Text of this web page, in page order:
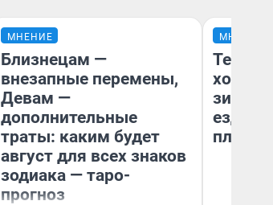
МНЕНИЕ
Близнецам —
внезапные перемены,
Девам —
дополнительные
траты: каким будет
август для всех знаков
зодиака — таро-
прогноз
МНЕНИЕ
Тепло
зимой.
ездит
плюсы